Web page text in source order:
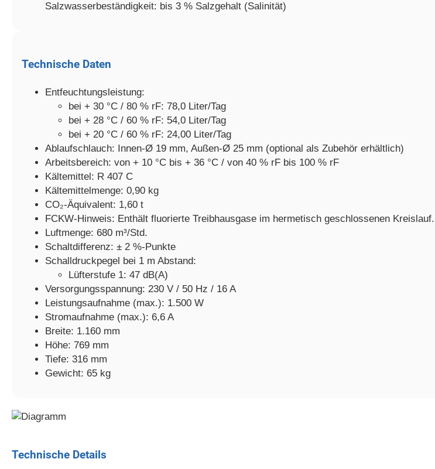
Salzwasserbeständigkeit: bis 3 % Salzgehalt (Salinität)
Technische Daten
Entfeuchtungsleistung:
bei + 30 °C / 80 % rF: 78,0 Liter/Tag
bei + 28 °C / 60 % rF: 54,0 Liter/Tag
bei + 20 °C / 60 % rF: 24,00 Liter/Tag
Ablaufschlauch: Innen-Ø 19 mm, Außen-Ø 25 mm (optional als Zubehör erhältlich)
Arbeitsbereich: von + 10 °C bis + 36 °C / von 40 % rF bis 100 % rF
Kältemittel: R 407 C
Kältemittelmenge: 0,90 kg
CO₂-Äquivalent: 1,60 t
FCKW-Hinweis: Enthält fluorierte Treibhausgase im hermetisch geschlossenen Kreislauf.
Luftmenge: 680 m³/Std.
Schaltdifferenz: ± 2 %-Punkte
Schalldruckpegel bei 1 m Abstand:
Lüfterstufe 1: 47 dB(A)
Versorgungsspannung: 230 V / 50 Hz / 16 A
Leistungsaufnahme (max.): 1.500 W
Stromaufnahme (max.): 6,6 A
Breite: 1.160 mm
Höhe: 769 mm
Tiefe: 316 mm
Gewicht: 65 kg
Technische Details